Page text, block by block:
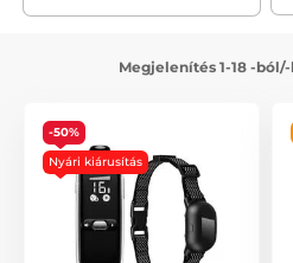
Megjelenítés 1-18 -
-50%
Nyári kiárusítás